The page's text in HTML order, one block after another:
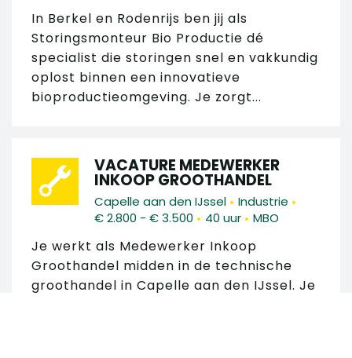
In Berkel en Rodenrijs ben jij als
Storingsmonteur Bio Productie dé
specialist die storingen snel en vakkundig
oplost binnen een innovatieve
bioproductieomgeving. Je zorgt...
VACATURE MEDEWERKER
INKOOP GROOTHANDEL
Capelle aan den IJssel • Industrie •
€ 2.800 - € 3.500 • 40 uur • MBO
Je werkt als Medewerker Inkoop
Groothandel midden in de technische
groothandel in Capelle aan den IJssel. Je